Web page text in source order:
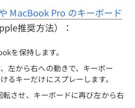
MacBook Pro のキーボード
推奨方法）：
を保持します。
左から右への動きで、キーボー
るキーだけにスプレーします。
させ、キーボードに再び左から右